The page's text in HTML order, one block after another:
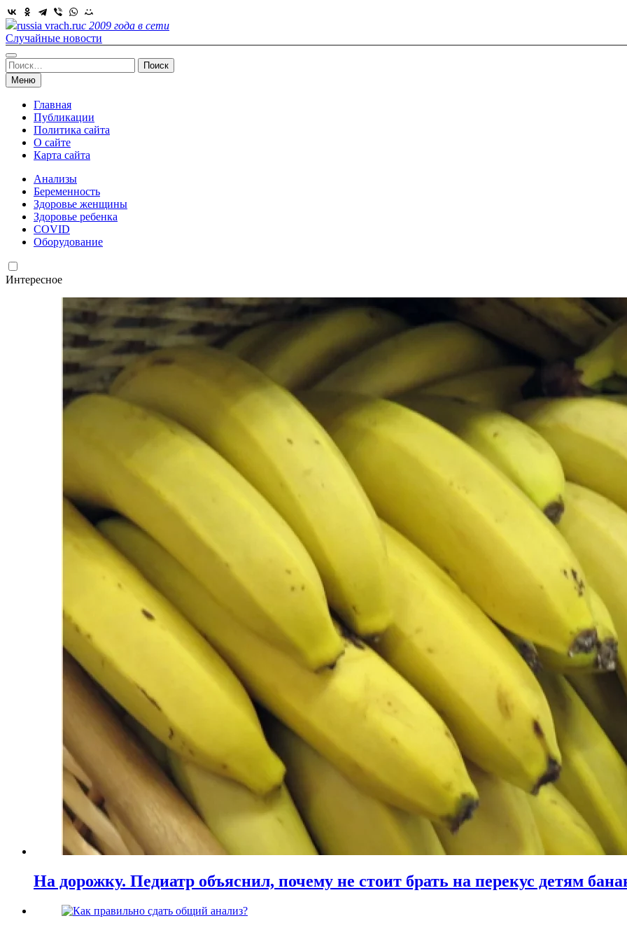
Skip
to
content
russia vrach.ruс 2009 года в сети
Случайные новости
Найти:
Меню
Главная
Публикации
Политика сайта
О сайте
Карта сайта
Анализы
Беременность
Здоровье женщины
Здоровье ребенка
COVID
Оборудование
Интересное
На дорожку. Педиатр объяснил, почему не стоит брать на перекус детям